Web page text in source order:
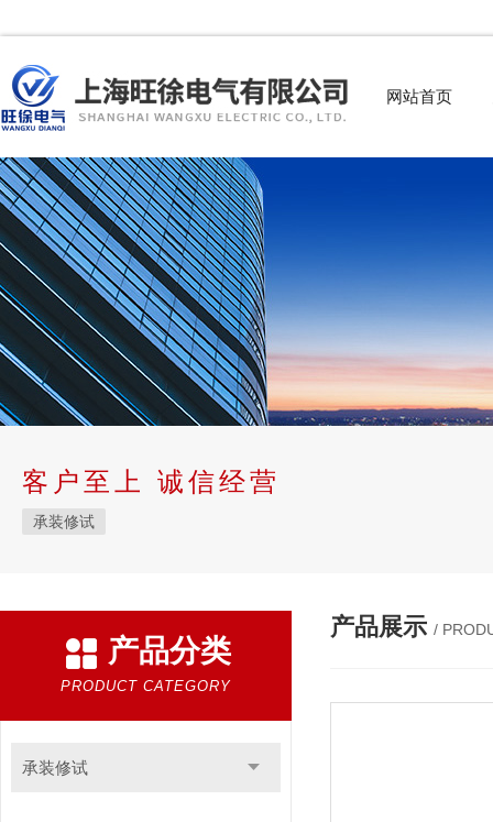
网站首页
客户至上 诚信经营
承装修试
产品分类
PRODUCT CATEGORY
承装修试
产品展示 /